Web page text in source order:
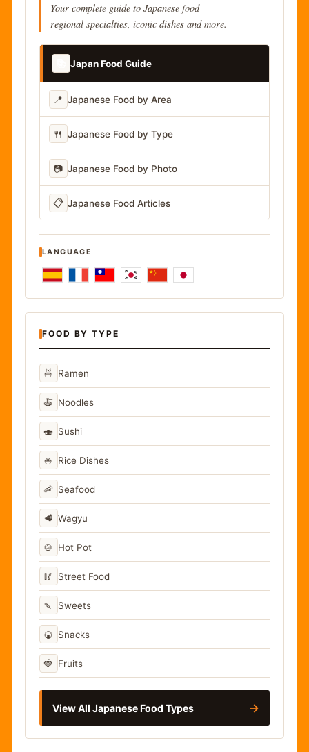
Your complete guide to Japanese food
regional specialties, iconic dishes and more.
Japan Food Guide
📍 Japanese Food by Area
🍴 Japanese Food by Type
📷 Japanese Food by Photo
📋 Japanese Food Articles
LANGUAGE
FOOD BY TYPE
🍜 Ramen
🍝 Noodles
🍣 Sushi
🍚 Rice Dishes
🦐 Seafood
🥩 Wagyu
🍲 Hot Pot
🥢 Street Food
🍡 Sweets
🍘 Snacks
🍓 Fruits
View All Japanese Food Types →